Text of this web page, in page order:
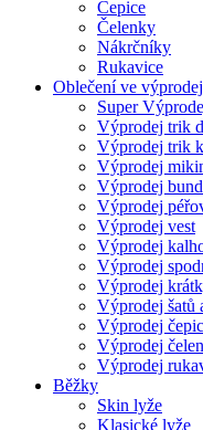
Čepice
Čelenky
Nákrčníky
Rukavice
Oblečení ve
Super
Výprodej trik
Výprodej trik
Výprodej
Výprodej
Výprodej
Výprodej vest
Výprodej
Výprodej
Výprodej
Výprodej šatů
Výprodej čepic
Výprodej
Výprodej
Běžky
Skin lyže
Klasické lyže